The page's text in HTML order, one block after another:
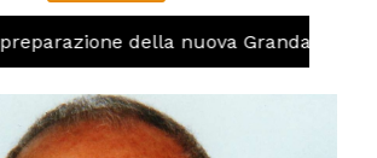
della nuova Granda Volley